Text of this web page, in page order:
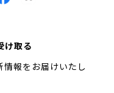
け取る
報をお届けいたし